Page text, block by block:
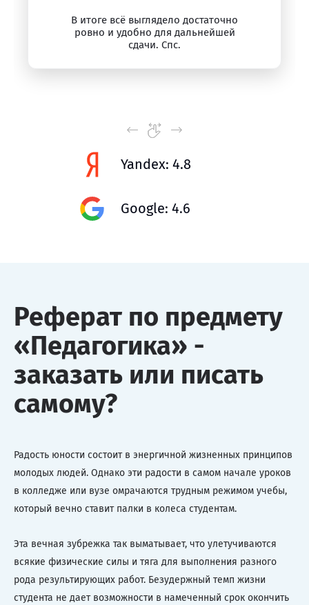
В итоге всё выглядело достаточно
ровно и удобно для дальнейшей
сдачи. Спс.
Yandex: 4.8
Google: 4.6
Реферат по предмету
«Педагогика» -
заказать или писать
самому?
Радость юности состоит в энергичной жизненных принципов
молодых людей. Однако эти радости в самом начале уроков
в колледже или вузе омрачаются трудным режимом учебы,
который вечно ставит палки в колеса студентам.
Эта вечная зубрежка так выматывает, что улетучиваются
всякие физические силы и тяга для выполнения разного
рода результирующих работ. Безудержный темп жизни
студента не дает возможности в намеченный срок окончить